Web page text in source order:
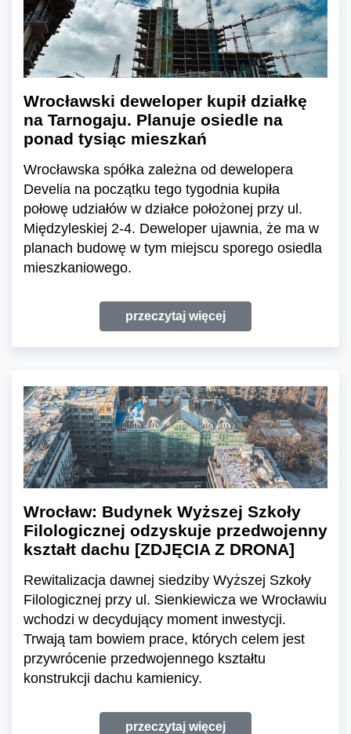
Wrocławski deweloper kupił działkę
na Tarnogaju. Planuje osiedle na
ponad tysiąc mieszkań
Wrocławska spółka zależna od dewelopera
Develia na początku tego tygodnia kupiła
połowę udziałów w działce położonej przy ul.
Międzyleskiej 2-4. Deweloper ujawnia, że ma w
planach budowę w tym miejscu sporego osiedla
mieszkaniowego.
przeczytaj więcej
Wrocław: Budynek Wyższej Szkoły
Filologicznej odzyskuje przedwojenny
kształt dachu [ZDJĘCIA Z DRONA]
Rewitalizacja dawnej siedziby Wyższej Szkoły
Filologicznej przy ul. Sienkiewicza we Wrocławiu
wchodzi w decydujący moment inwestycji.
Trwają tam bowiem prace, których celem jest
przywrócenie przedwojennego kształtu
konstrukcji dachu kamienicy.
przeczytaj więcej